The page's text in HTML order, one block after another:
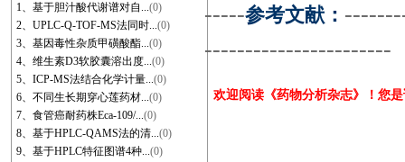
1、基于胆汁酸代谢谱对自...(0)
2、UPLC-Q-TOF-MS法同时...(0)
3、基因毒性杂质甲磺酸酯...(0)
4、维生素D3软胶囊溶出度...(0)
5、ICP-MS法结合化学计量...(0)
6、不同生长期穿心莲药材...(0)
7、食管癌耐药株Eca-109/...(0)
8、基于HPLC-QAMS法的清...(0)
9、基于HPLC特征图谱4种...(0)
-----参考文献：
-----------------------
欢迎阅读《药物分析杂志》！您